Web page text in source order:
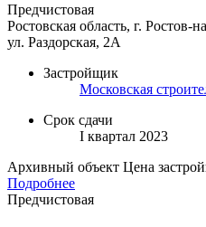
Предчистовая
Ростовская область, г.
ул. Раздорская, 2А
Застройщик
Московская
Срок сдачи
I квартал 2023
Архивный объект Цена
Подробнее
Предчистовая